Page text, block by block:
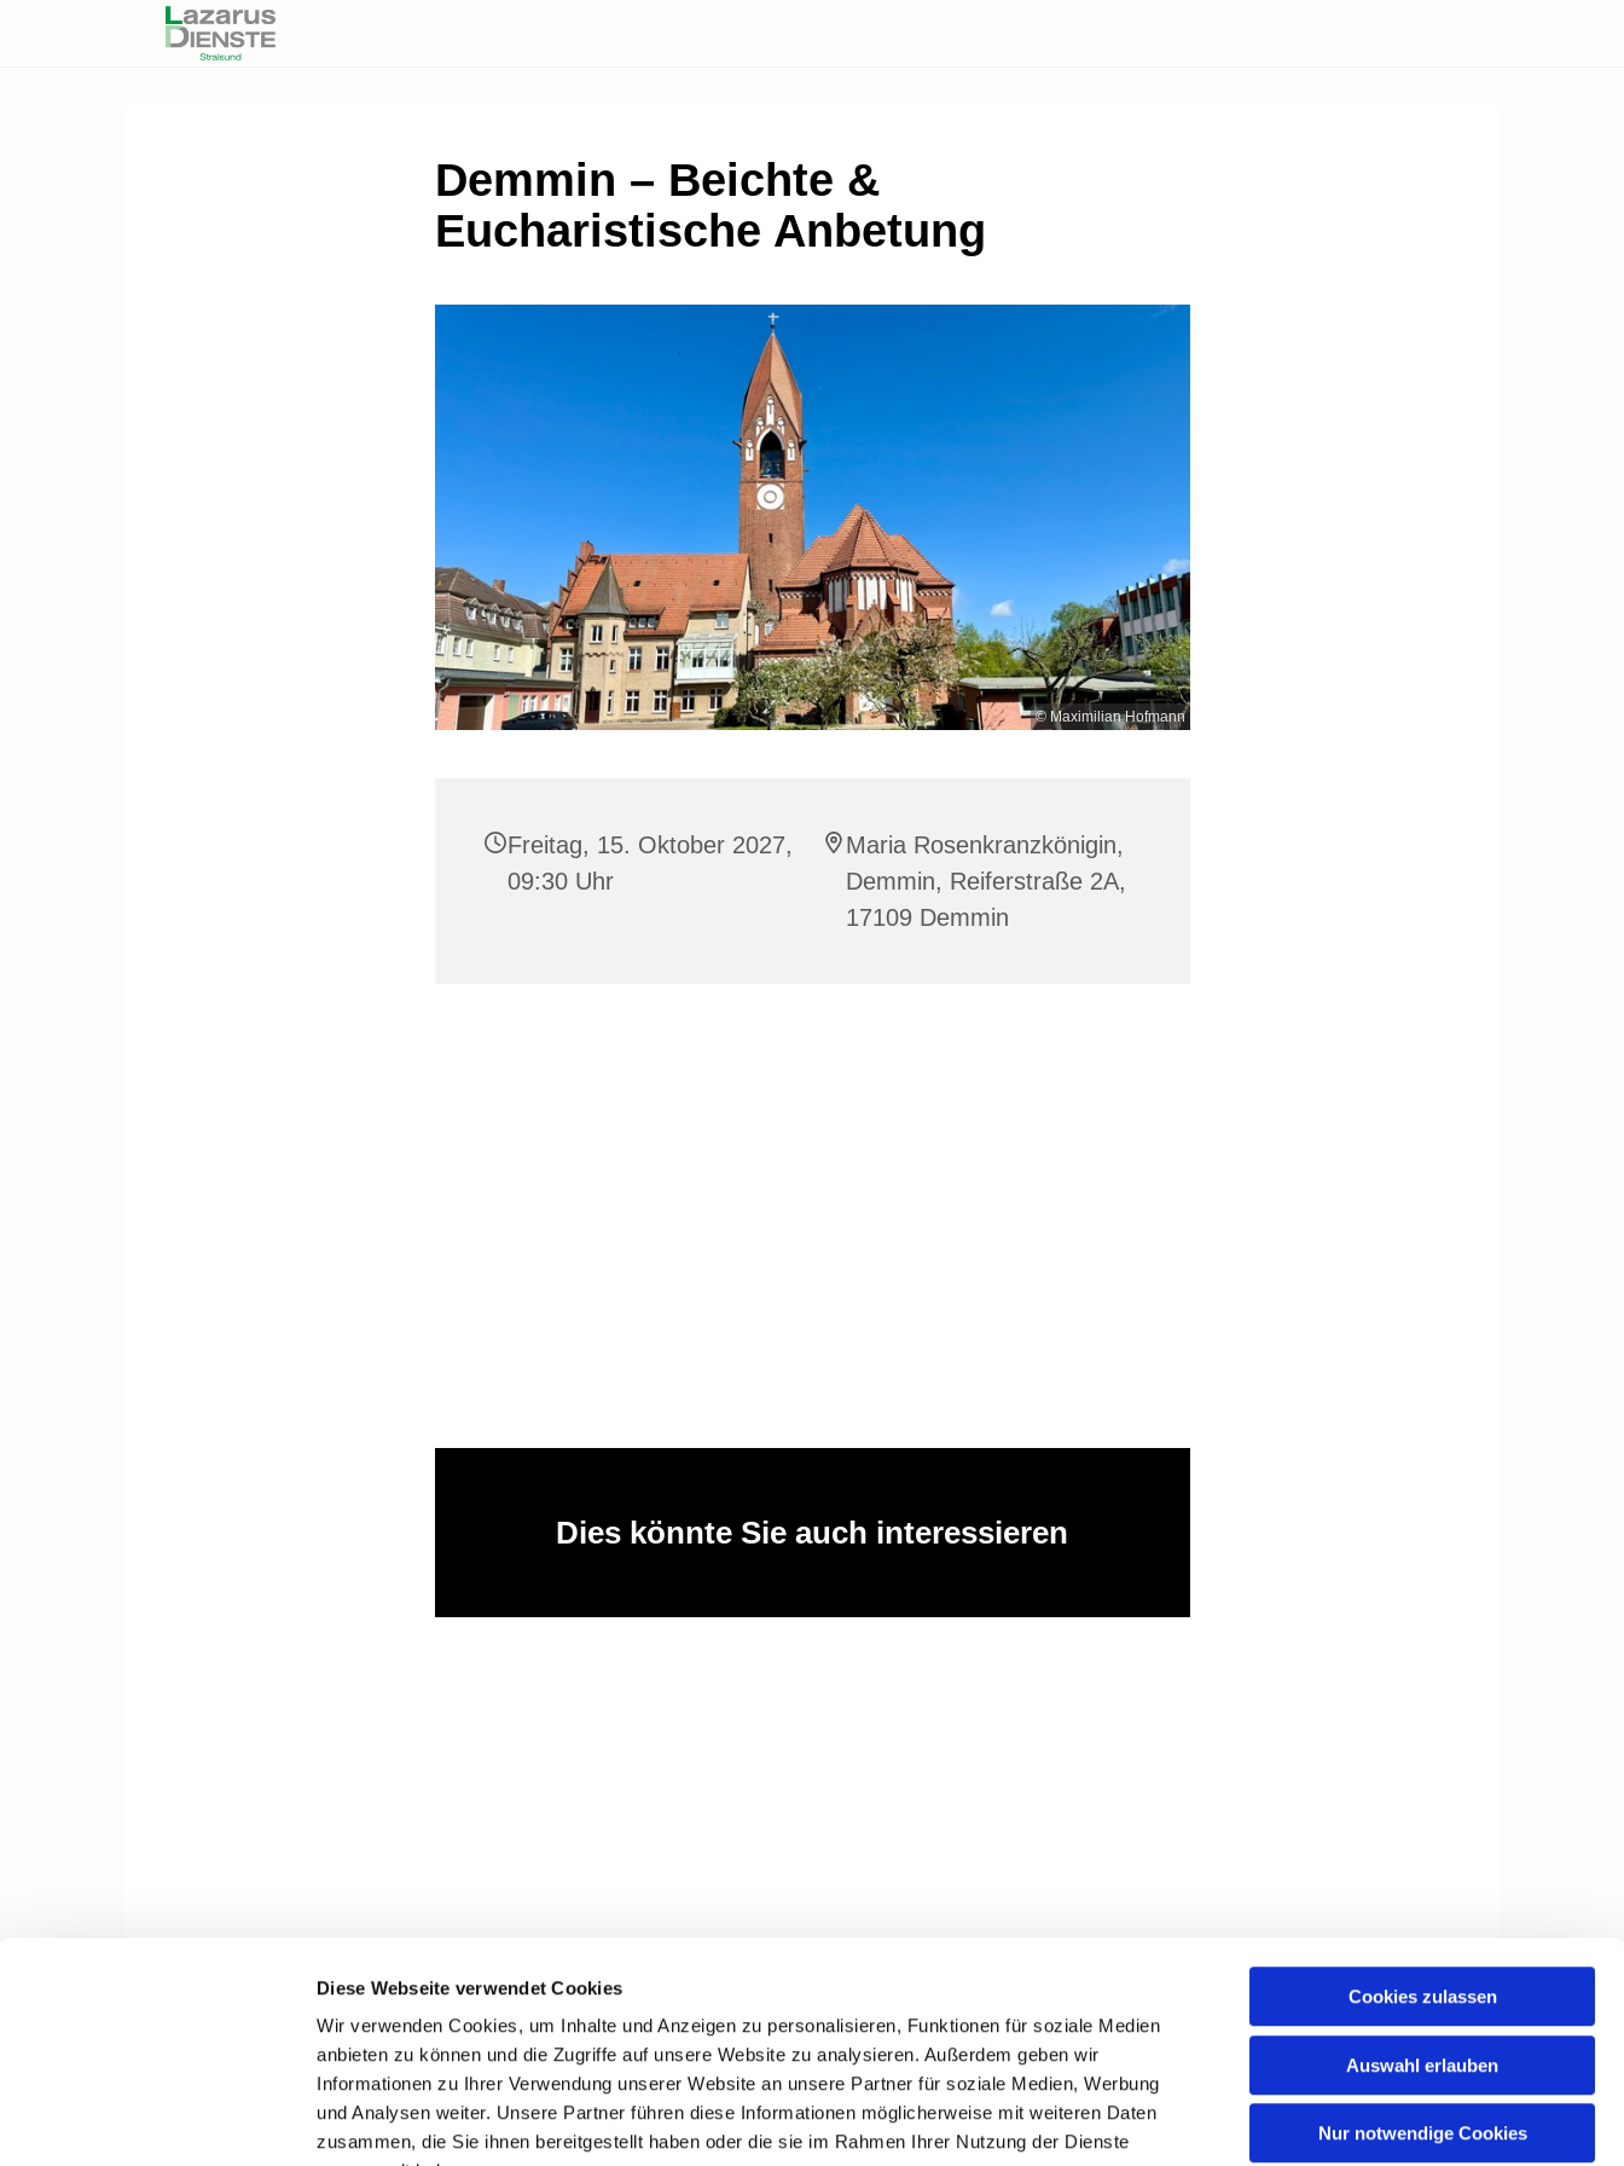
Diese Webseite verwendet Cookies
Wir verwenden Cookies, um Inhalte und Anzeigen zu personalisieren, Funktionen für soziale Medien
anbieten zu können und die Zugriffe auf unsere Website zu analysieren. Außerdem geben wir
Informationen zu Ihrer Verwendung unserer Website an unsere Partner für soziale Medien, Werbung
und Analysen weiter. Unsere Partner führen diese Informationen möglicherweise mit weiteren Daten
zusammen, die Sie ihnen bereitgestellt haben oder die sie im Rahmen Ihrer Nutzung der Dienste
Cookies zulassen
Auswahl erlauben
Nur notwendige Cookies
Demmin – Beichte &
Eucharistische Anbetung
© Maximilian Hofmann
Freitag, 15. Oktober 2027,
09:30 Uhr
Maria Rosenkranzkönigin,
Demmin, Reiferstraße 2A,
17109 Demmin
Dies könnte Sie auch interessieren